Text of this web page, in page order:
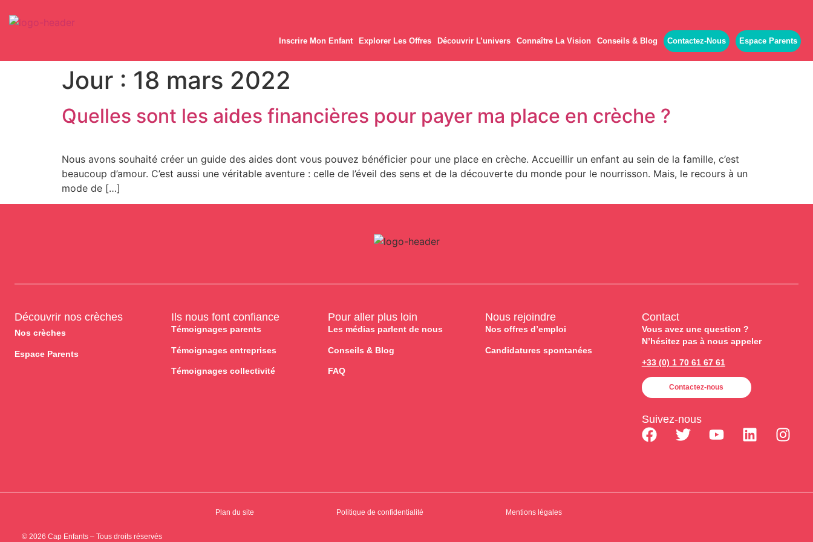
Inscrire Mon Enfant Explorer Les Offres Découvrir L’univers Connaître La Vision Conseils & Blog Contactez-Nous Espace Parents
Jour : 18 mars 2022
Quelles sont les aides financières pour payer ma place en crèche ?
Nous avons souhaité créer un guide des aides dont vous pouvez bénéficier pour une place en crèche. Accueillir un enfant au sein de la famille, c’est
beaucoup d’amour. C’est aussi une véritable aventure : celle de l’éveil des sens et de la découverte du monde pour le nourrisson. Mais, le recours à un
mode de […]
Découvrir nos crèches
Nos crèches
Espace Parents
Ils nous font confiance
Témoignages parents
Témoignages entreprises
Témoignages collectivité
Pour aller plus loin
Les médias parlent de nous
Conseils & Blog
FAQ
Nous rejoindre
Nos offres d’emploi
Candidatures spontanées
Contact
Vous avez une question ?
N’hésitez pas à nous appeler
+33 (0) 1 70 61 67 61
Contactez-nous
Suivez-nous
Plan du site Politique de confidentialité Mentions légales
© 2026 Cap Enfants – Tous droits réservés